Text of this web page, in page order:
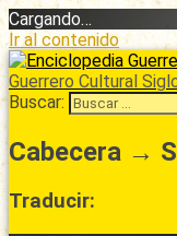
Cargando…
Ir al contenido
Guerrero Cultural
Buscar:
Cabecera →
Traducir: